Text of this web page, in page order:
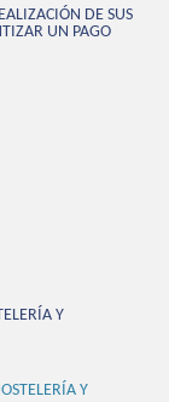
DE SUS
UN PAGO
Y
Y